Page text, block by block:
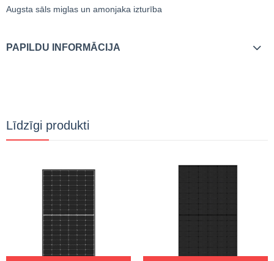
Augsta sāls miglas un amonjaka izturība
PAPILDU INFORMĀCIJA
Līdzīgi produkti